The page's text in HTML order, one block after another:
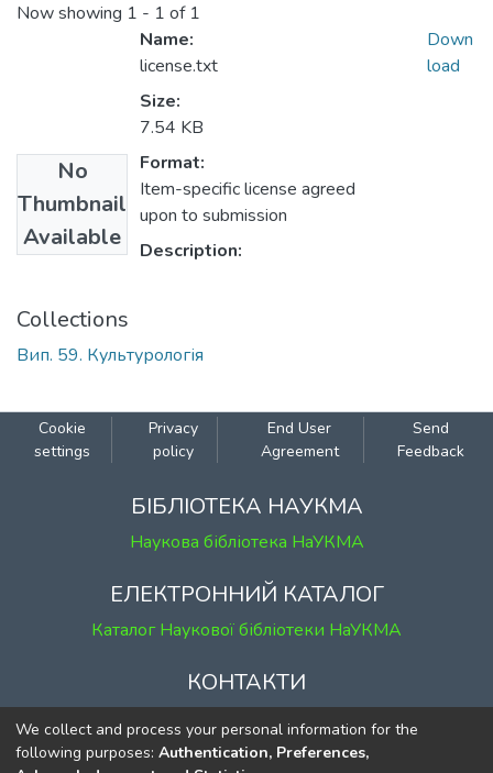
Now showing 1 - 1 of 1
No
Thumbnail
Available
Name:
license.txt
Size:
7.54 KB
Format:
Item-specific license agreed
upon to submission
Description:
Down
load
Collections
Вип. 59. Культурологія
Cookie
settings
Privacy
policy
End User
Agreement
Send
Feedback
БІБЛІОТЕКА НАУКМА
Наукова бібліотека НаУКМА
ЕЛЕКТРОННИЙ КАТАЛОГ
Каталог Наукової бібліотеки НаУКМА
КОНТАКТИ
м. Київ, вул. Григорія Сковороди, 2
к. 1, к. 120
We collect and process your personal information for the
following purposes: Authentication, Preferences,